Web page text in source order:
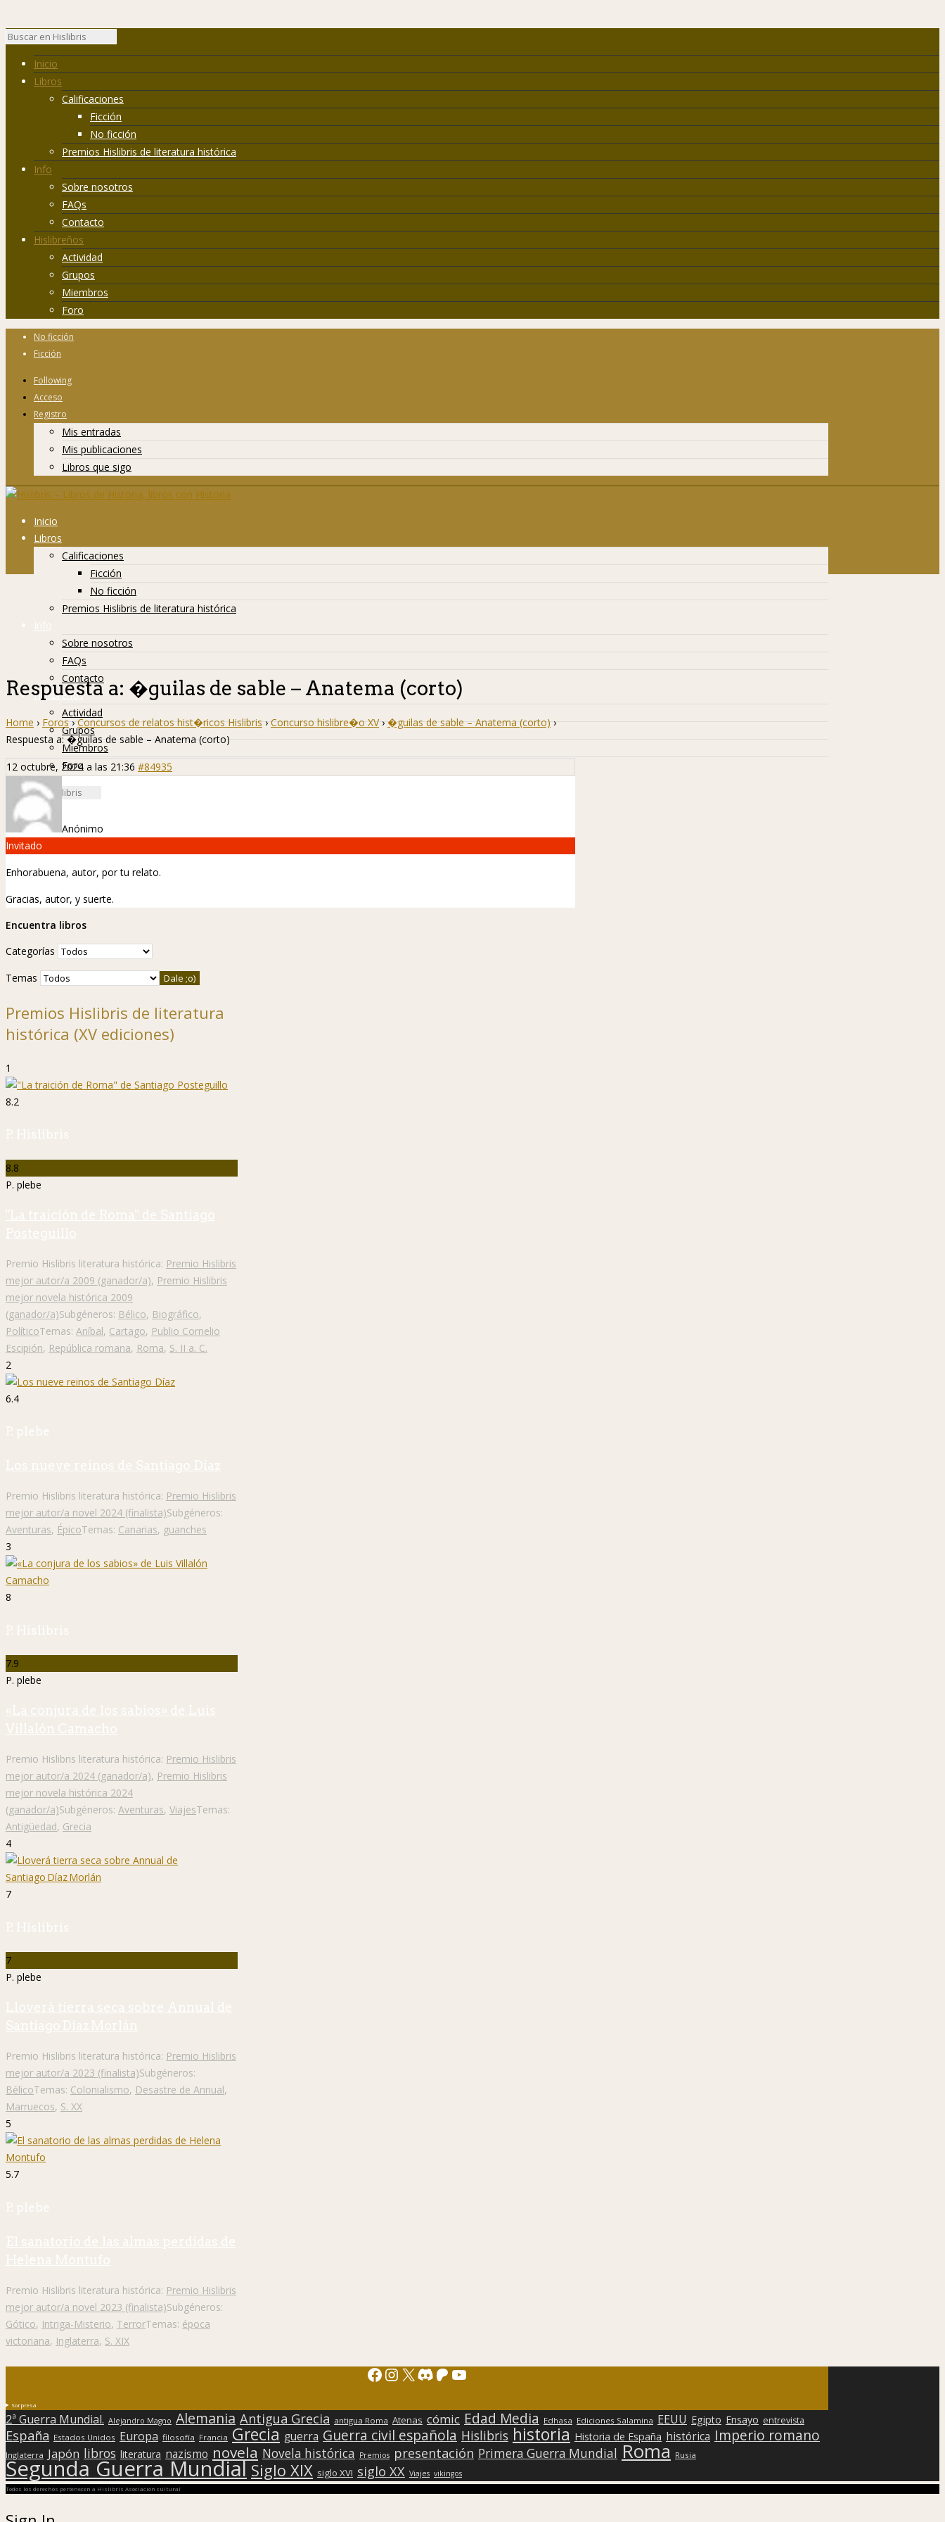
Inicio
Libros
Calificaciones
Ficción
No ficción
Premios Hislibris de literatura histórica
Info
Sobre nosotros
FAQs
Contacto
Hislibreños
Actividad
Grupos
Miembros
Foro
No ficción
Ficción
Following
Acceso
Registro
Mis entradas
Mis publicaciones
Libros que sigo
Inicio
Libros
Calificaciones
Ficción
No ficción
Premios Hislibris de literatura histórica
Info
Sobre nosotros
FAQs
Contacto
Hislibreños
Actividad
Grupos
Miembros
Foro
Respuesta a: �guilas de sable – Anatema (corto)
Home › Foros › Concursos de relatos hist�ricos Hislibris › Concurso hislibre�o XV › �guilas de sable – Anatema (corto) ›
Respuesta a: �guilas de sable – Anatema (corto)
12 octubre, 2024 a las 21:36 #84935
Anónimo
Invitado
Enhorabuena, autor, por tu relato.
Gracias, autor, y suerte.
Encuentra libros
Categorías
Temas
Premios Hislibris de literatura
histórica (XV ediciones)
1
8.2
P. Hislibris
8.8
P. plebe
"La traición de Roma" de Santiago
Posteguillo
Premio Hislibris literatura histórica: Premio Hislibris
mejor autor/a 2009 (ganador/a), Premio Hislibris
mejor novela histórica 2009
(ganador/a)Subgéneros: Bélico, Biográfico,
PolíticoTemas: Aníbal, Cartago, Publio Cornelio
Escipión, República romana, Roma, S. II a. C.
2
6.4
P. plebe
Los nueve reinos de Santiago Díaz
Premio Hislibris literatura histórica: Premio Hislibris
mejor autor/a novel 2024 (finalista)Subgéneros:
Aventuras, ÉpicoTemas: Canarias, guanches
3
8
P. Hislibris
7.9
P. plebe
«La conjura de los sabios» de Luis
Villalón Camacho
Premio Hislibris literatura histórica: Premio Hislibris
mejor autor/a 2024 (ganador/a), Premio Hislibris
mejor novela histórica 2024
(ganador/a)Subgéneros: Aventuras, ViajesTemas:
Antigüedad, Grecia
4
7
P. Hislibris
7
P. plebe
Lloverá tierra seca sobre Annual de
Santiago Díaz Morlán
Premio Hislibris literatura histórica: Premio Hislibris
mejor autor/a 2023 (finalista)Subgéneros:
BélicoTemas: Colonialismo, Desastre de Annual,
Marruecos, S. XX
5
5.7
P. plebe
El sanatorio de las almas perdidas de
Helena Montufo
Premio Hislibris literatura histórica: Premio Hislibris
mejor autor/a novel 2023 (finalista)Subgéneros:
Gótico, Intriga-Misterio, TerrorTemas: época
victoriana, Inglaterra, S. XIX
Facebook
Instagram
X Discord
Patreon
YouTube
Sorpresa
2ª Guerra Mundial. Alejandro Magno Alemania Antigua Grecia antigua Roma Atenas cómic Edad Media Edhasa Ediciones Salamina EEUU Egipto Ensayo entrevista
España Estados Unidos Europa filosofía Francia Grecia guerra Guerra civil española Hislibris historia Historia de España histórica Imperio romano
Inglaterra Japón libros literatura nazismo novela Novela histórica Premios presentación Primera Guerra Mundial Roma Rusia
Segunda Guerra Mundial Siglo XIX siglo XVI siglo XX Viajes vikingos
Todos los derechos pertenecen a Hislibris Asociación cultural